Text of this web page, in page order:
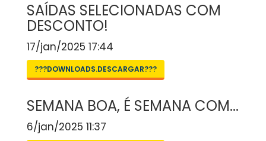
SAÍDAS SELECIONADAS COM
DESCONTO!
17/jan/2025 17:44
???DOWNLOADS.DESCARGAR???
SEMANA BOA, É SEMANA COM...
6/jan/2025 11:37